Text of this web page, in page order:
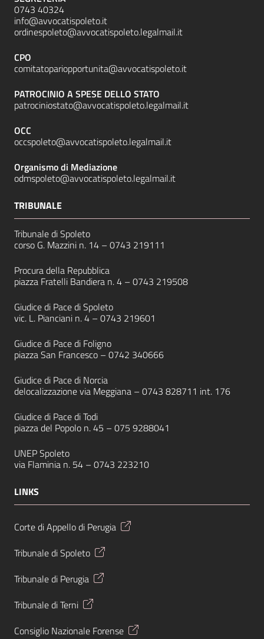
0743 40324
info@avvocatispoleto.it
ordinespoleto@avvocatispoleto.legalmail.it
CPO
comitatopariopportunita@avvocatispoleto.it
PATROCINIO A SPESE DELLO STATO
patrociniostato@avvocatispoleto.legalmail.it
OCC
occspoleto@avvocatispoleto.legalmail.it
Organismo di Mediazione
odmspoleto@avvocatispoleto.legalmail.it
TRIBUNALE
Tribunale di Spoleto
corso G. Mazzini n. 14 – 0743 219111
Procura della Repubblica
piazza Fratelli Bandiera n. 4 – 0743 219508
Giudice di Pace di Spoleto
vic. L. Pianciani n. 4 – 0743 219601
Giudice di Pace di Foligno
piazza San Francesco – 0742 340666
Giudice di Pace di Norcia
delocalizzazione via Meggiana – 0743 828711 int. 176
Giudice di Pace di Todi
piazza del Popolo n. 45 – 075 9288041
UNEP Spoleto
via Flaminia n. 54 – 0743 223210
LINKS
Corte di Appello di Perugia
Tribunale di Spoleto
Tribunale di Perugia
Tribunale di Terni
Consiglio Nazionale Forense